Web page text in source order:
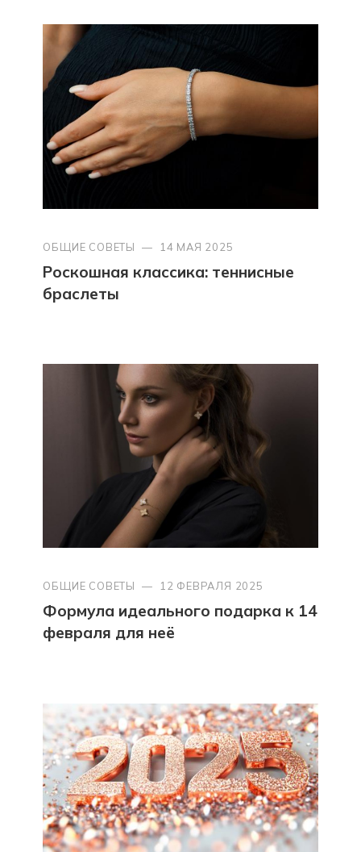
ОБЩИЕ СОВЕТЫ — 14 МАЯ 2025
Роскошная классика: теннисные
браслеты
ОБЩИЕ СОВЕТЫ — 12 ФЕВРАЛЯ 2025
Формула идеального подарка к 14
февраля для неё